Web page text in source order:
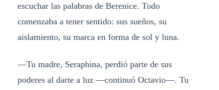
escuchar las palabras de Berenice. Todo
comenzaba a tener sentido: sus sueños, su
aislamiento, su marca en forma de sol y luna.
—Tu madre, Seraphina, perdió parte de sus
poderes al darte a luz —continuó Octavio—. Tu